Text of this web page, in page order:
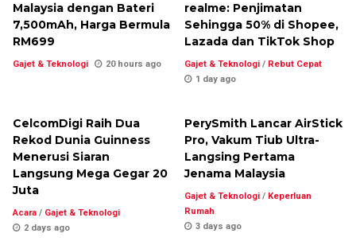
Malaysia dengan Bateri
7,500mAh, Harga Bermula
RM699
Gajet & Teknologi 20 hours ago
realme: Penjimatan
Sehingga 50% di Shopee,
Lazada dan TikTok Shop
Gajet & Teknologi / Rebut Cepat
1 day ago
CelcomDigi Raih Dua
Rekod Dunia Guinness
Menerusi Siaran
Langsung Mega Gegar 20
Juta
Acara / Gajet & Teknologi
2 days ago
PerySmith Lancar AirStick
Pro, Vakum Tiub Ultra-
Langsing Pertama
Jenama Malaysia
Gajet & Teknologi / Keperluan
Rumah
3 days ago